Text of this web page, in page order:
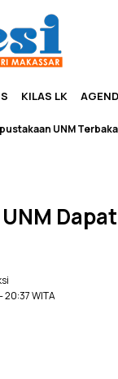
KILAS LK
UNM Terbakar
UNM
- 20:37 WITA